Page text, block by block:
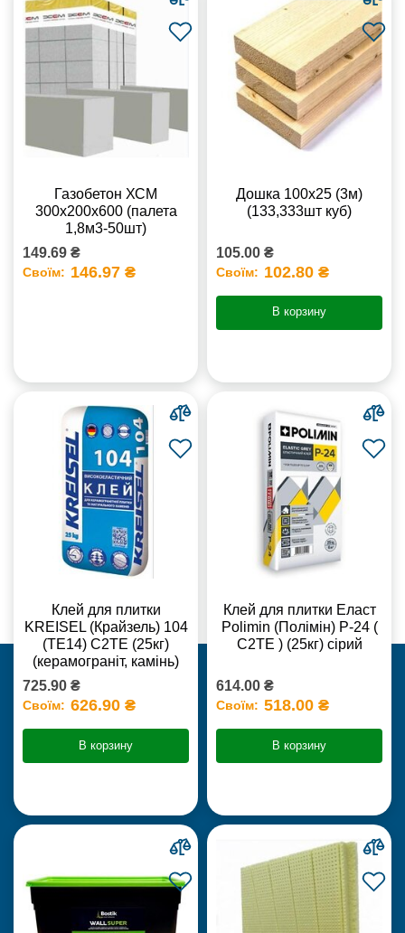
Газобетон ХСМ
300x200x600 (палета
1,8м3-50шт)
149.69 ₴
Своїм: 146.97 ₴
Дошка 100х25 (3м)
(133,333шт куб)
105.00 ₴
Своїм: 102.80 ₴
В корзину
Клей для плитки
KREISEL (Крайзель) 104
(ТЕ14) С2TE (25кг)
(керамограніт, камінь)
725.90 ₴
Своїм: 626.90 ₴
В корзину
Клей для плитки Еласт
Polimin (Полімін) Р-24 (
С2ТЕ ) (25кг) сірий
614.00 ₴
Своїм: 518.00 ₴
В корзину